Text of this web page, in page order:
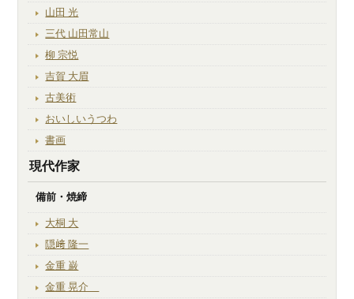
山田 光
三代 山田常山
柳 宗悦
吉賀 大眉
古美術
おいしいうつわ
書画
現代作家
備前・焼締
大桐 大
隠﨑 隆一
金重 巌
金重 晃介